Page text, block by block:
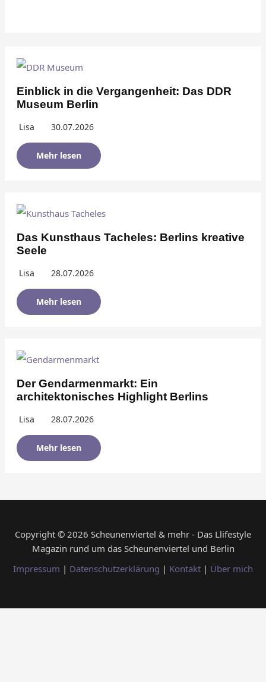
Einblick in die Vergangenheit: Das DDR
Museum Berlin
Lisa 30.07.2026
Mehr lesen
Das Kunsthaus Tacheles: Berlins kreative
Seele
Lisa 28.07.2026
Mehr lesen
Der Gendarmenmarkt: Ein
architektonisches Highlight Berlins
Lisa 28.07.2026
Mehr lesen
Copyright © 2026 Scheunenviertel & mehr - Das Llifestyle
Magazin rund um das Scheunenviertel und Berlin
Impressum | Datenschutzerklärung | Kontakt | Über mich